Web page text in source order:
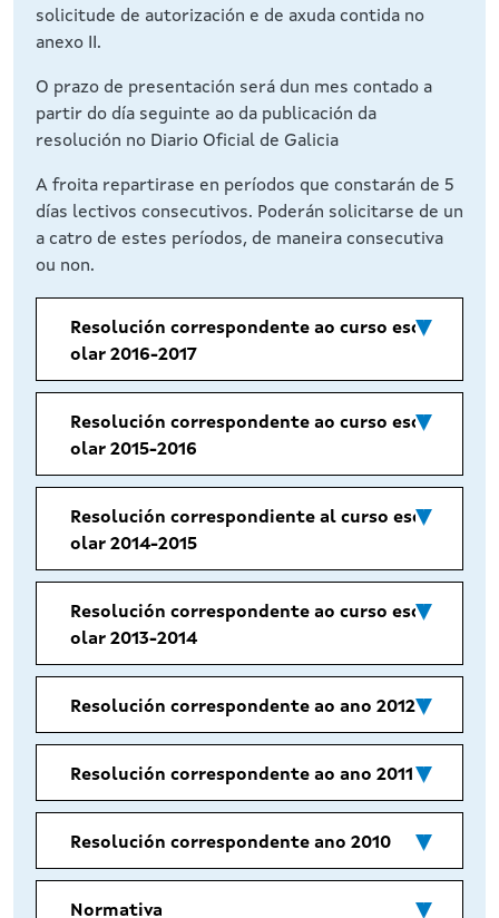
solicitude de autorización e de axuda contida no
anexo II.
O prazo de presentación será dun mes contado a
partir do día seguinte ao da publicación da
resolución no Diario Oficial de Galicia
A froita repartirase en períodos que constarán de 5
días lectivos consecutivos. Poderán solicitarse de un
a catro de estes períodos, de maneira consecutiva
ou non.
Resolución correspondente ao curso esc
olar 2016-2017
Resolución correspondente ao curso esc
olar 2015-2016
Resolución correspondiente al curso esc
olar 2014-2015
Resolución correspondente ao curso esc
olar 2013-2014
Resolución correspondente ao ano 2012
Resolución correspondente ao ano 2011
Resolución correspondente ano 2010
Normativa